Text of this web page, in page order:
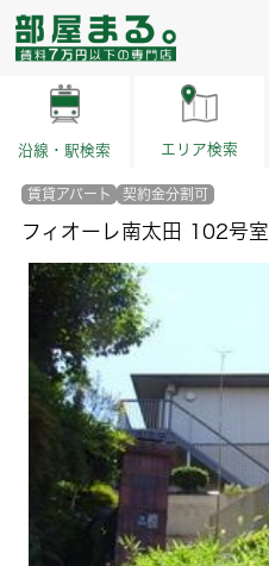
沿線・駅検索 エリア検索
賃貸アパート 契約金分割可
フィオーレ南太田 102号室